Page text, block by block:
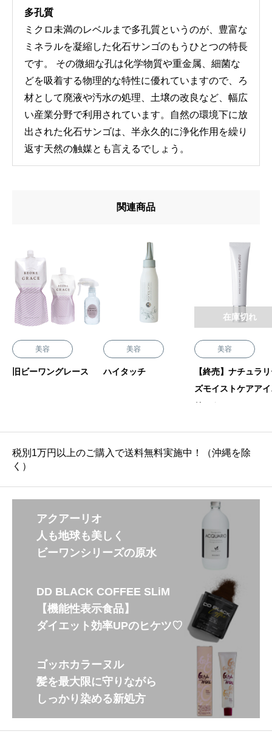
多孔質
ミクロ未満のレベルまで多孔質というのが、豊富な
ミネラルを凝縮した化石サンゴのもうひとつの特長
です。 その微細な孔は化学物質や重金属、細菌な
どを吸着する物理的な特性に優れていますので、ろ
材として廃液や汚水の処理、土壌の改良など、幅広
い産業分野で利用されています。自然の環境下に放
出された化石サンゴは、半永久的に浄化作用を繰り
返す天然の触媒とも言えるでしょう。
関連商品
美容
旧ビーワングレース
美容
ハイタッチ
美容
【終売】ナチュラ
ズモイストケアア
リーム
在庫切れ
税別1万円以上のご購入で送料無料実施中！（沖縄を除
く）
アクアーリオ
人も地球も美しく
ビーワンシリーズの原水
DD BLACK COFFEE SLiM
【機能性表示食品】
ダイエット効率UPのヒケツ♡
ゴッホカラーヌル
髪を最大限に守りながら
しっかり染める新処方